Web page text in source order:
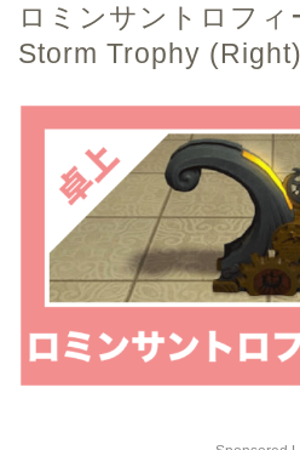
ロミンサントロフィ
Storm Trophy